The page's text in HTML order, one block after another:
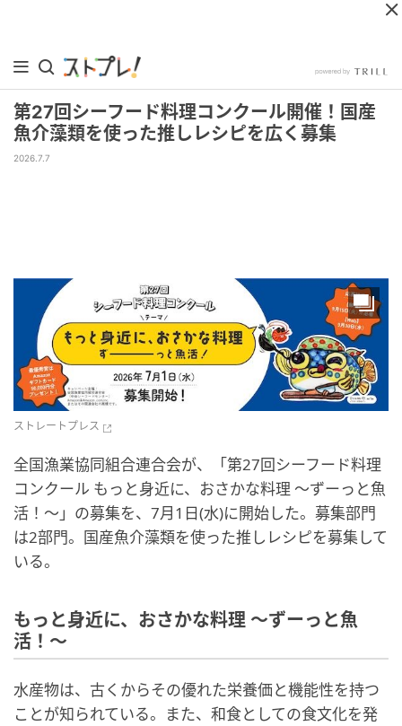
第27回シーフード料理コンクール開催！国産
魚介藻類を使った推しレシピを広く募集
2026.7.7
ストレートプレス
全国漁業協同組合連合会が、「第27回シーフード料理
コンクール もっと身近に、おさかな料理 ～ずーっと魚
活！～」の募集を、7月1日(水)に開始した。募集部門
は2部門。国産魚介藻類を使った推しレシピを募集して
いる。
もっと身近に、おさかな料理 ～ずーっと魚
活！～
水産物は、古くからその優れた栄養価と機能性を持つ
ことが知られている。また、和食としての食文化を発